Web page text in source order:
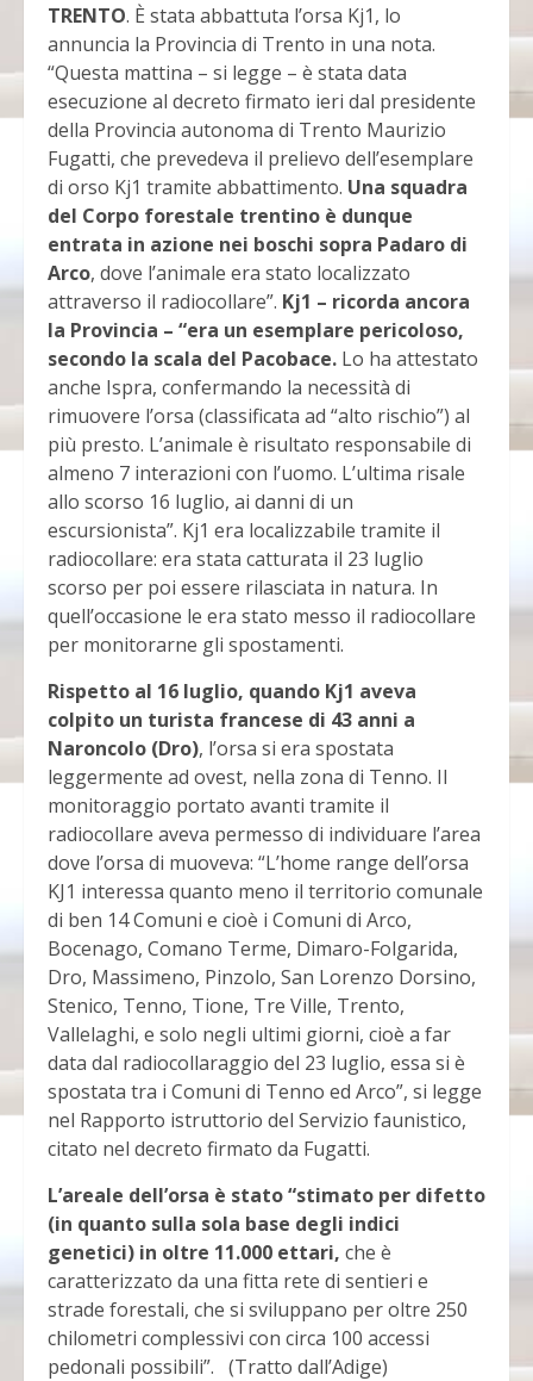
TRENTO. È stata abbattuta l’orsa Kj1, lo
annuncia la Provincia di Trento in una nota.
“Questa mattina – si legge – è stata data
esecuzione al decreto firmato ieri dal presidente
della Provincia autonoma di Trento Maurizio
Fugatti, che prevedeva il prelievo dell’esemplare
di orso Kj1 tramite abbattimento. Una squadra
del Corpo forestale trentino è dunque
entrata in azione nei boschi sopra Padaro di
Arco, dove l’animale era stato localizzato
attraverso il radiocollare”. Kj1 – ricorda ancora
la Provincia – “era un esemplare pericoloso,
secondo la scala del Pacobace. Lo ha attestato
anche Ispra, confermando la necessità di
rimuovere l’orsa (classificata ad “alto rischio”) al
più presto. L’animale è risultato responsabile di
almeno 7 interazioni con l’uomo. L’ultima risale
allo scorso 16 luglio, ai danni di un
escursionista”. Kj1 era localizzabile tramite il
radiocollare: era stata catturata il 23 luglio
scorso per poi essere rilasciata in natura. In
quell’occasione le era stato messo il radiocollare
per monitorarne gli spostamenti.
Rispetto al 16 luglio, quando Kj1 aveva
colpito un turista francese di 43 anni a
Naroncolo (Dro), l’orsa si era spostata
leggermente ad ovest, nella zona di Tenno. Il
monitoraggio portato avanti tramite il
radiocollare aveva permesso di individuare l’area
dove l’orsa di muoveva: “L’home range dell’orsa
KJ1 interessa quanto meno il territorio comunale
di ben 14 Comuni e cioè i Comuni di Arco,
Bocenago, Comano Terme, Dimaro-Folgarida,
Dro, Massimeno, Pinzolo, San Lorenzo Dorsino,
Stenico, Tenno, Tione, Tre Ville, Trento,
Vallelaghi, e solo negli ultimi giorni, cioè a far
data dal radiocollaraggio del 23 luglio, essa si è
spostata tra i Comuni di Tenno ed Arco”, si legge
nel Rapporto istruttorio del Servizio faunistico,
citato nel decreto firmato da Fugatti.
L’areale dell’orsa è stato “stimato per difetto
(in quanto sulla sola base degli indici
genetici) in oltre 11.000 ettari, che è
caratterizzato da una fitta rete di sentieri e
strade forestali, che si sviluppano per oltre 250
chilometri complessivi con circa 100 accessi
pedonali possibili”. (Tratto dall’Adige)